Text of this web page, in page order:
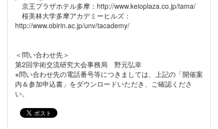
京王プラザホテル多摩：http://www.keioplaza.co.jp/tama/
桜美林大学多摩アカデミーヒルズ：
http://www.obirin.ac.jp/unv/tacademy/
＜問い合わせ先＞
第2回学術交流研究大会事務局 野元弘幸
※問い合わせ先の電話番号等につきましては、上記の「開催案
内＆参加申込書」をダウンロードいただき、ご確認くださ
い。